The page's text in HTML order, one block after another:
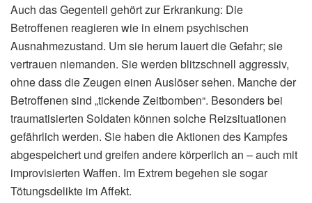
Auch das Gegenteil gehört zur Erkrankung: Die
Betroffenen reagieren wie in einem psychischen
Ausnahmezustand. Um sie herum lauert die Gefahr; sie
vertrauen niemanden. Sie werden blitzschnell aggressiv,
ohne dass die Zeugen einen Auslöser sehen. Manche der
Betroffenen sind „tickende Zeitbomben“. Besonders bei
traumatisierten Soldaten können solche Reizsituationen
gefährlich werden. Sie haben die Aktionen des Kampfes
abgespeichert und greifen andere körperlich an – auch mit
improvisierten Waffen. Im Extrem begehen sie sogar
Tötungsdelikte im Affekt.